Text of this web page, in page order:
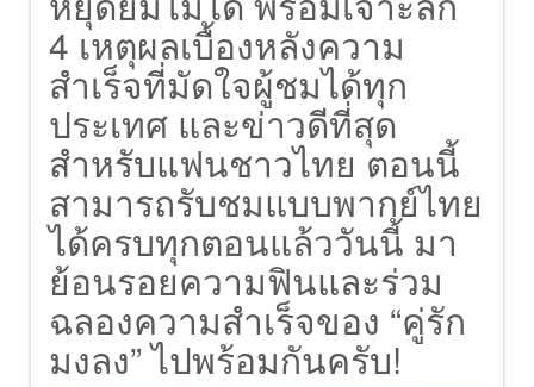
4 เหตุผลเบื้องหลังความ
สำเร็จที่มัดใจผู้ชมได้ทุก
ประเทศ และข่าวดีที่สุด
สำหรับแฟนชาวไทย ตอนนี้
สามารถรับชมแบบพากย์ไทย
ได้ครบทุกตอนแล้ววันนี้ มา
ย้อนรอยความฟินและร่วม
ฉลองความสำเร็จของ “คู่รัก
มงลง” ไปพร้อมกันครับ!